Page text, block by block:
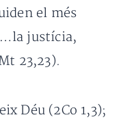
el més
justícia,
23,23).
Déu (2Co 1,3);